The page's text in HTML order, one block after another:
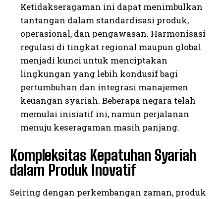
Ketidakseragaman ini dapat menimbulkan
tantangan dalam standardisasi produk,
operasional, dan pengawasan. Harmonisasi
regulasi di tingkat regional maupun global
menjadi kunci untuk menciptakan
lingkungan yang lebih kondusif bagi
pertumbuhan dan integrasi manajemen
keuangan syariah. Beberapa negara telah
memulai inisiatif ini, namun perjalanan
menuju keseragaman masih panjang.
Kompleksitas Kepatuhan Syariah
dalam Produk Inovatif
Seiring dengan perkembangan zaman, produk